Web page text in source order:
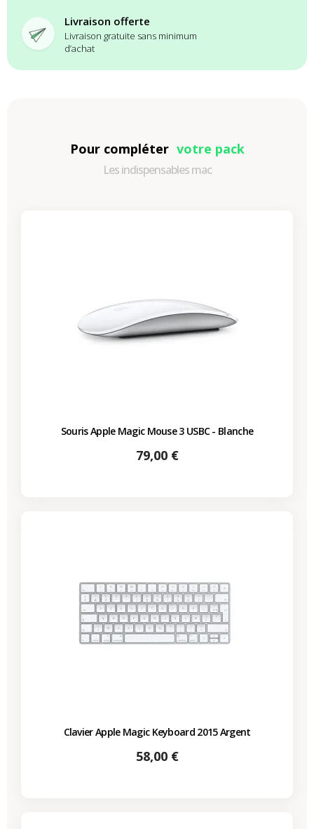
Livraison offerte
Livraison gratuite sans minimum
d’achat
Pour compléter votre pack
Les indispensables mac
Souris Apple Magic Mouse 3 USBC - Blanche
Prix
79,00 €
Clavier Apple Magic Keyboard 2015 Argent
Prix
58,00 €